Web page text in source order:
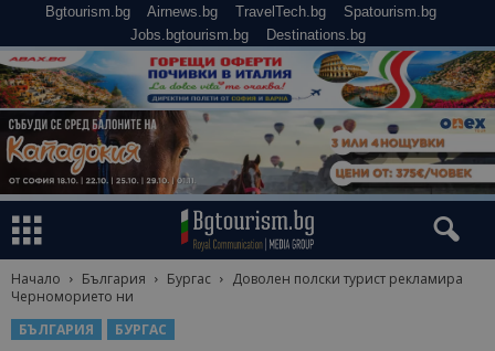
Bgtourism.bg Airnews.bg TravelTech.bg
Spatourism.bg
Jobs.bgtourism.bg
Destinations.bg
Начало България Бургас
Доволен полски турист рекламира
Черноморието ни
БЪЛГАРИЯ
БУРГАС